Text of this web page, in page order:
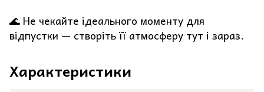
🌊 Не чекайте ідеального моменту для
відпустки — створіть її атмосферу тут і зараз.
Характеристики